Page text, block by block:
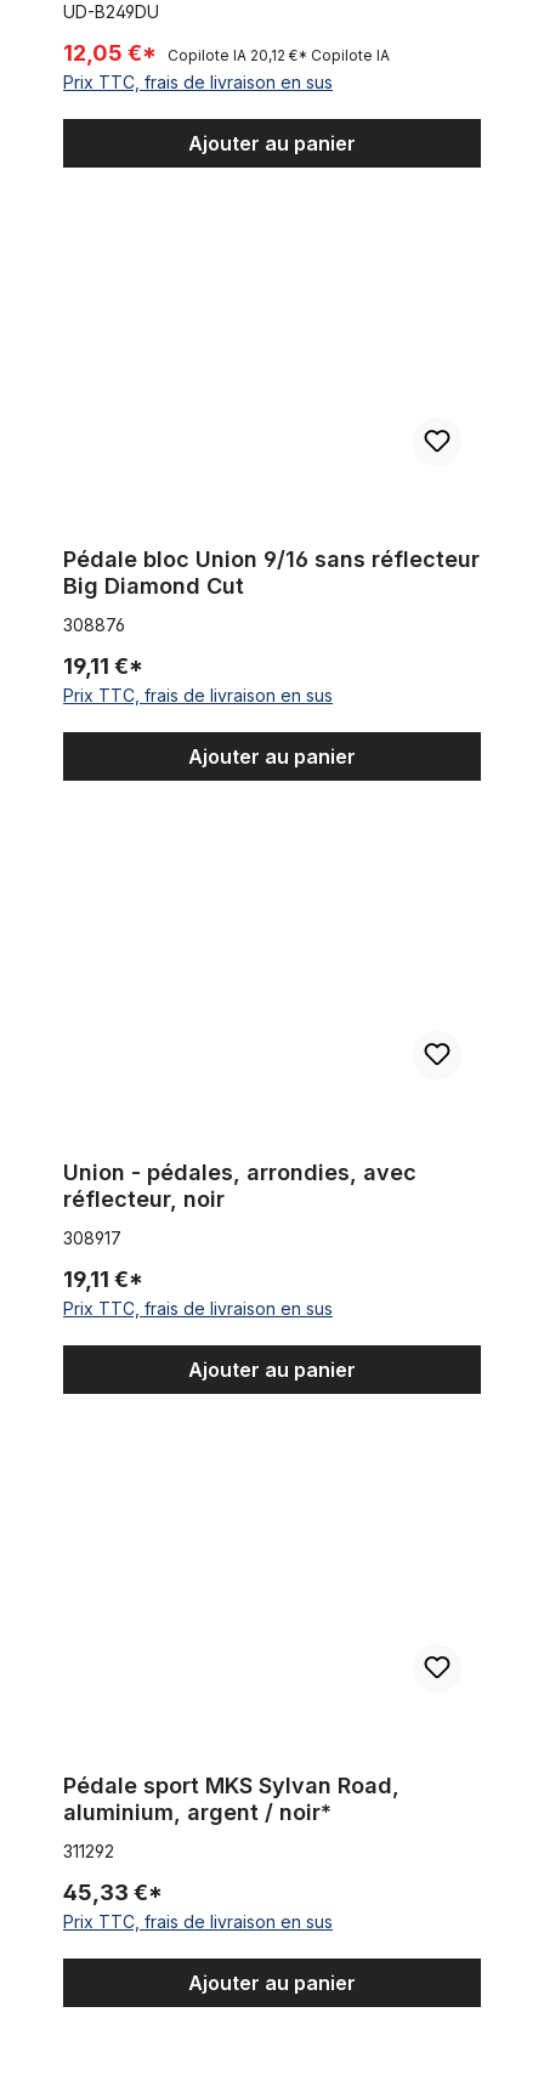
UD-B249DU
12,05 €* Copilote IA 20,12 €* Copilote IA
Prix TTC, frais de livraison en sus
Ajouter au panier
Pédale bloc Union 9/16 sans réflecteur
Big Diamond Cut
308876
19,11 €*
Prix TTC, frais de livraison en sus
Ajouter au panier
Union - pédales, arrondies, avec
réflecteur, noir
308917
19,11 €*
Prix TTC, frais de livraison en sus
Ajouter au panier
Pédale sport MKS Sylvan Road,
aluminium, argent / noir*
311292
45,33 €*
Prix TTC, frais de livraison en sus
Ajouter au panier